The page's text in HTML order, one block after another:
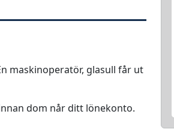
maskinoperatör, glasull får ut
dom når ditt lönekonto.